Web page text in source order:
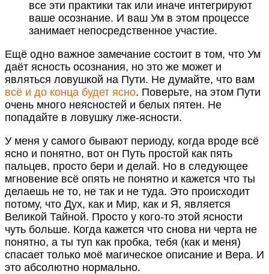
все эти практики так или иначе интегрируют
ваше осознание. И ваш Ум в этом процессе
занимает непосредственное участие.
Ещё одно важное замечание состоит в том, что Ум
даёт ясность осознания, но это же может и
являться ловушкой на Пути. Не думайте, что вам
всё и до конца будет ясно. Поверьте, на этом Пути
очень много неясностей и белых пятен. Не
попадайте в ловушку лже-ясности.
У меня у самого бывают периоду, когда вроде всё
ясно и понятно, вот он Путь простой как пять
пальцев, просто бери и делай. Но в следующее
мгновение всё опять не понятно и кажется что ты
делаешь не то, не так и не туда. Это происходит
потому, что Дух, как и Мир, как и Я, является
Великой Тайной. Просто у кого-то этой ясности
чуть больше. Когда кажется что снова ни черта не
понятно, а ты туп как пробка, тебя (как и меня)
спасает только моё магическое описание и Вера. И
это абсолютно нормально.